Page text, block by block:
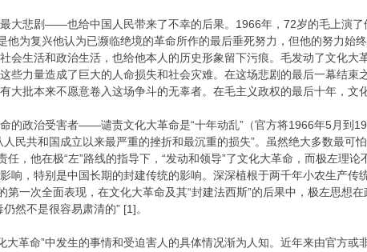
大悲剧——也给中国人民带来了不幸的后果。1966年，72岁的毛上演
他为复兴他认为已濒临绝境的革命所作的最后垂死努力，但他的努力始
会生活和政治生活，也给他本人的历史形象留下污痕。毛发动了文化大
些力量造成了巨大的人命损失和社会灾难。在这场悲剧的最后一幕结束
批本来不愿意卷入这场争斗的无辜者。在毛主义政权的最后十年，文
政治受害者——谴责文化大革命是“十年动乱”（官方将1966年5月到
民共和国成立以来最严重的挫折和最沉重的损失”。虽然绝大多数最可
任，他在极“左”路线的指导下，“发动和领导”了文化大革命，而极左理
响，特别是中国长期的封建传统的影响。深深植根于两千年小农生产传
一次全面表现，在文化大革命及其“封建法西斯”的后果中，极左思想
然不是很容易肃清的” [1]。
大革命”中发生的事情和受迫害人的具体情况渐为人知。近年来由官方